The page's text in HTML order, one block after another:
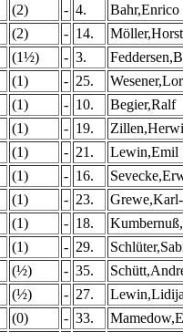
(2) - 4.
Bahr,Enrico
(2) - 14.
Möller,Horst
(1½) - 3.
(1) - 25.
(1) - 10.
Begier,Ralf
(1) - 19.
(1) - 21.
Lewin,Emil
(1) - 16.
(1) - 23.
(1) - 18.
(1) - 29.
(½) - 35.
(½) - 27.
(0) - 33.